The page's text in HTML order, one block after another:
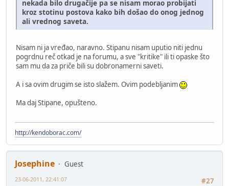
nekada bilo drugačije pa se nisam morao probijati
kroz stotinu postova kako bih došao do onog jednog
ali vrednog saveta.
Nisam ni ja vređao, naravno. Stipanu nisam uputio niti jednu
pogrdnu reč otkad je na forumu, a sve "kritike" ili ti opaske što
sam mu da za priče bili su dobronamerni saveti.
A i sa ovim drugim se isto slažem. Ovim podebljanim
Ma daj Stipane, opušteno.
http://kendoborac.com/
Josephine
Guest
#27
23-06-2011, 22:41:07